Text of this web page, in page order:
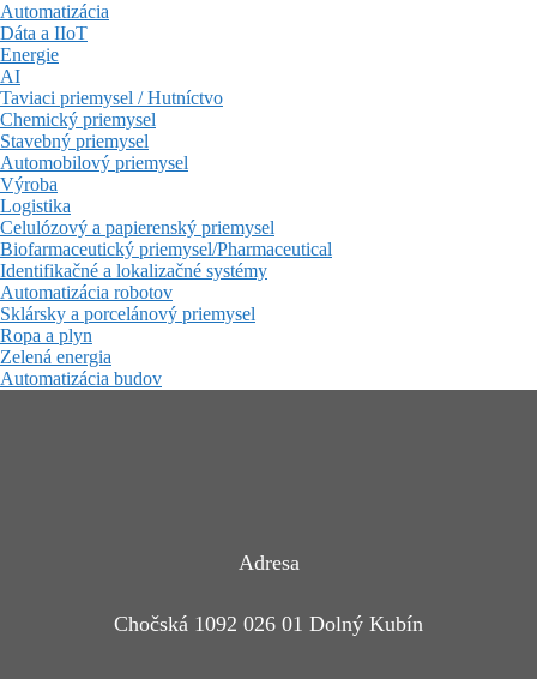
Automatizácia
Dáta a IIoT
Energie
AI
Taviaci priemysel / Hutníctvo
Chemický priemysel
Stavebný priemysel
Automobilový priemysel
Výroba
Logistika
Celulózový a papierenský priemysel
Biofarmaceutický priemysel/Pharmaceutical
Identifikačné a lokalizačné systémy
Automatizácia robotov
Sklársky a porcelánový priemysel
Ropa a plyn
Zelená energia
Automatizácia budov
Adresa
Chočská 1092 026 01 Dolný Kubín